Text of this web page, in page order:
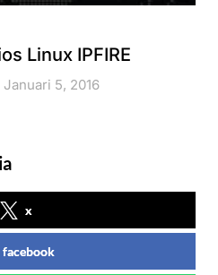
Linux IPFIRE
5, 2016
x
facebook